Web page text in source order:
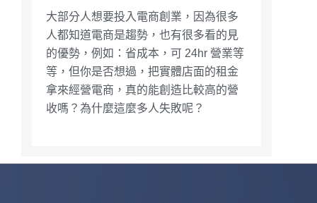
大部分人想要投入電商創業，因為很多
人都知道電商是趨勢，也有很多看的見
的優勢，例如：省成本，可 24hr 營業等
等，但你是否想過，把實體店面的租金
拿來經營電商，真的能創造比較高的營
收嗎？為什麼這麼多人失敗呢？